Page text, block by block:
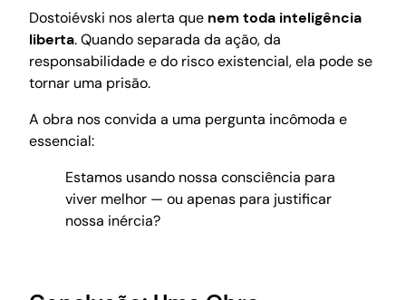
Dostoiévski nos alerta que nem toda inteligência
liberta. Quando separada da ação, da
responsabilidade e do risco existencial, ela pode se
tornar uma prisão.
A obra nos convida a uma pergunta incômoda e
essencial:
Estamos usando nossa consciência para
viver melhor — ou apenas para justificar
nossa inércia?